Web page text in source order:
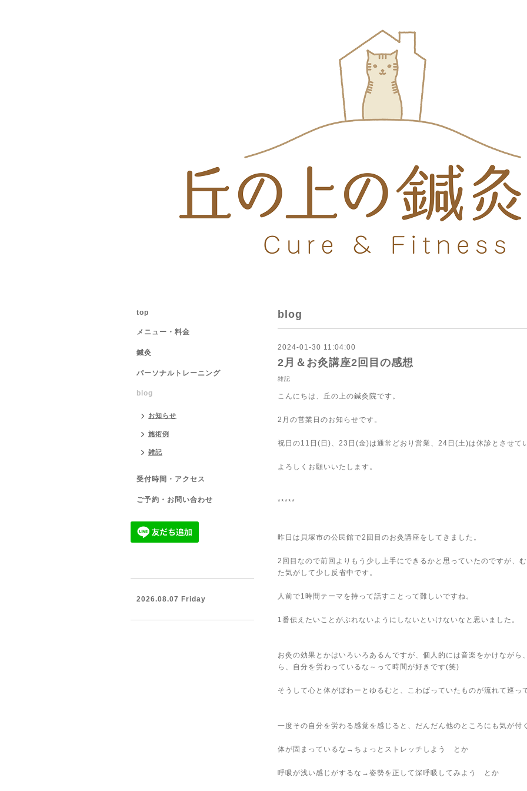
blog
2024-01-30 11:04:00
2月＆お灸講座2回目の感想
雑記
こんにちは、丘の上の鍼灸院です。
2 月の営業日のお知らせです。
祝日の11 日 ( 日 )、 23 日 (金)は通常どおり営業、 24 日 (土)は休診とさせて
よろしくお願いいたします。
*****
昨日は貝塚市の公民館で2 回目のお灸講座をしてきました。
2 回目なので前回よりもう少し上手にできるかと思っていたのですが、
た気がして少し反省中です。
人前で1 時間テーマを持って話すことって難しいですね。
1番伝えたいことがぶれないようにしないといけないなと思いました。
お灸の効果とかはいろいろあるんですが、個人的には音楽をかけながら
ら、自分を労わっているな～って時間が好きです(笑)
そうして心と体がぼわーとゆるむと、こわばっていたものが流れて巡っ
一度その自分を労わる感覚を感じると、だんだん他のところにも気が付
体が固まっているな→ちょっとストレッチしよう とか
呼吸が浅い感じがするな→姿勢を正して深呼吸してみよう とか
top
メニュー・料金
鍼灸
パーソナルトレーニング
blog
お知らせ
施術例
雑記
受付時間・アクセス
ご予約・お問い合わせ
2026.08.07 Friday